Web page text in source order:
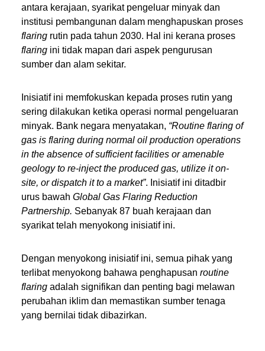
antara kerajaan, syarikat pengeluar minyak dan
institusi pembangunan dalam menghapuskan proses
flaring rutin pada tahun 2030. Hal ini kerana proses
flaring ini tidak mapan dari aspek pengurusan
sumber dan alam sekitar.
Inisiatif ini memfokuskan kepada proses rutin yang
sering dilakukan ketika operasi normal pengeluaran
minyak. Bank negara menyatakan, “Routine flaring of
gas is flaring during normal oil production operations
in the absence of sufficient facilities or amenable
geology to re-inject the produced gas, utilize it on-
site, or dispatch it to a market”. Inisiatif ini ditadbir
urus bawah Global Gas Flaring Reduction
Partnership. Sebanyak 87 buah kerajaan dan
syarikat telah menyokong inisiatif ini.
Dengan menyokong inisiatif ini, semua pihak yang
terlibat menyokong bahawa penghapusan routine
flaring adalah signifikan dan penting bagi melawan
perubahan iklim dan memastikan sumber tenaga
yang bernilai tidak dibazirkan.